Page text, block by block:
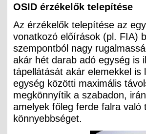
OSID érzékelők telepítése
Az érzékelők telepítése az
vonatkozó előírások (pl. FIA)
szempontból nagy
akár hét darab adó egység is
tápellátását akár elemekkel
egység közötti maximális
megkönnyítik a szabadon,
amelyek főleg ferde falra
könnyebbséget.